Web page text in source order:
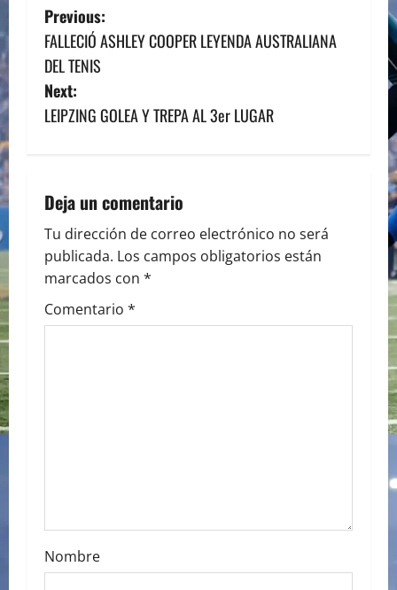
P
o
s
t
a
v
i
g
Previous:
FALLECIÓ ASHLEY COOPER LEYENDA AUSTRALIANA
DEL TENIS
Next:
LEIPZING GOLEA Y TREPA AL 3er LUGAR
Deja un comentario
Tu dirección de correo electrónico no será
publicada. Los campos obligatorios están
marcados con *
Comentario *
Nombre